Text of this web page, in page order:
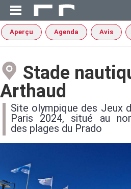
Aperçu Agenda Avis
Stade
Arthaud
Site olympique des Jeux
Paris 2024, situé au
des plages du Prado